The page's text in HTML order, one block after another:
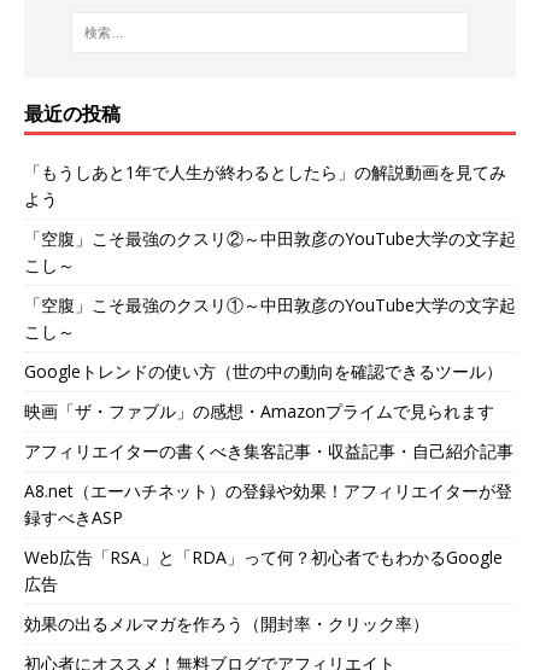
最近の投稿
「もうしあと1年で人生が終わるとしたら」の解説動画を見てみ
よう
「空腹」こそ最強のクスリ②～中田敦彦のYouTube大学の文字起
こし～
「空腹」こそ最強のクスリ①～中田敦彦のYouTube大学の文字起
こし～
Googleトレンドの使い方（世の中の動向を確認できるツール）
映画「ザ・ファブル」の感想・Amazonプライムで見られます
アフィリエイターの書くべき集客記事・収益記事・自己紹介記事
A8.net（エーハチネット）の登録や効果！アフィリエイターが登
録すべきASP
Web広告「RSA」と「RDA」って何？初心者でもわかるGoogle
広告
効果の出るメルマガを作ろう（開封率・クリック率）
初心者にオススメ！無料ブログでアフィリエイト